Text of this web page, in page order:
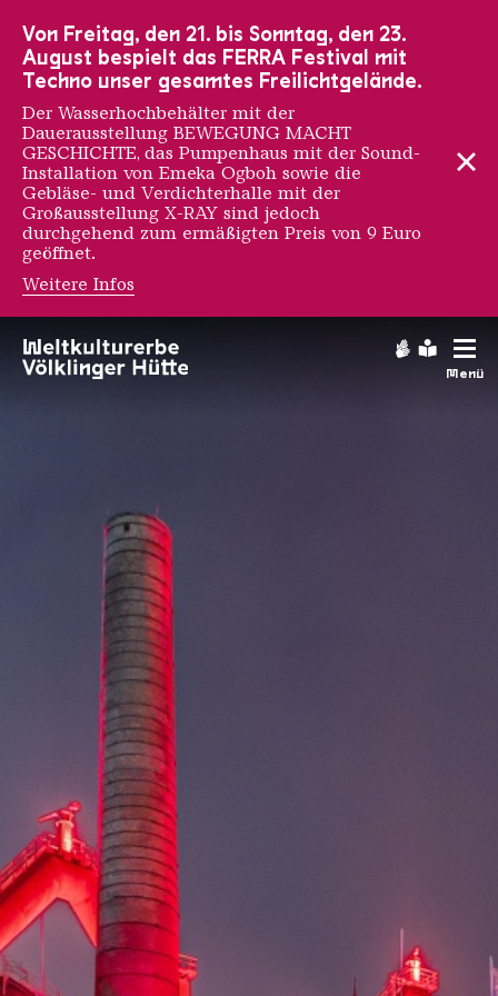
Menü
Förderer & Partner
Von Freitag, den 21. bis Sonntag, den 23.
August bespielt das FERRA Festival mit
Techno unser gesamtes Freilichtgelände.
Der Wasserhochbehälter mit der
Dauerausstellung BEWEGUNG MACHT
GESCHICHTE, das Pumpenhaus mit der Sound-
Installation von Emeka Ogboh sowie die
Gebläse- und Verdichterhalle mit der
Großausstellung X-RAY sind jedoch
durchgehend zum ermäßigten Preis von 9 Euro
geöffnet.
Weitere Infos